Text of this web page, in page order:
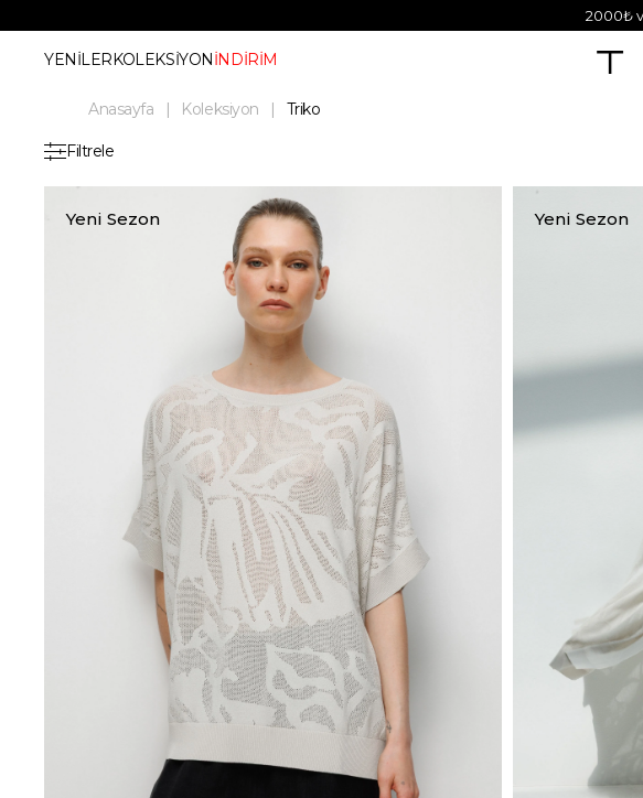
2000₺
YENİLERKOLEKSİYONİNDİRİM
Anasayfa Koleksiyon Triko
Filtrele
Yeni Sezon Yeni Sezon